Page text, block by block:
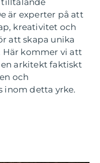
tilltalande
är experter på att
kreativitet och
att skapa unika
Här kommer vi att
arkitekt faktiskt
och
inom detta yrke.